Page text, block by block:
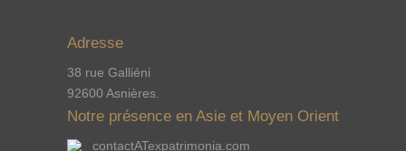
Adresse
38 rue Galliéni
92600 Asnières.
Notre présence en Asie et Moyen Orient
contactATexpatrimonia.com